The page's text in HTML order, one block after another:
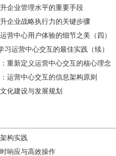
企业管理水平的重要手段
企业战略执行力的关键步骤
营中心用户体验的细节之美（四）
习运营中心交互的最佳实践（续）
重新定义运营中心交互的核心理念
运营中心交互的信息架构原则
化建设与发展规划
构实践
响应与高效操作